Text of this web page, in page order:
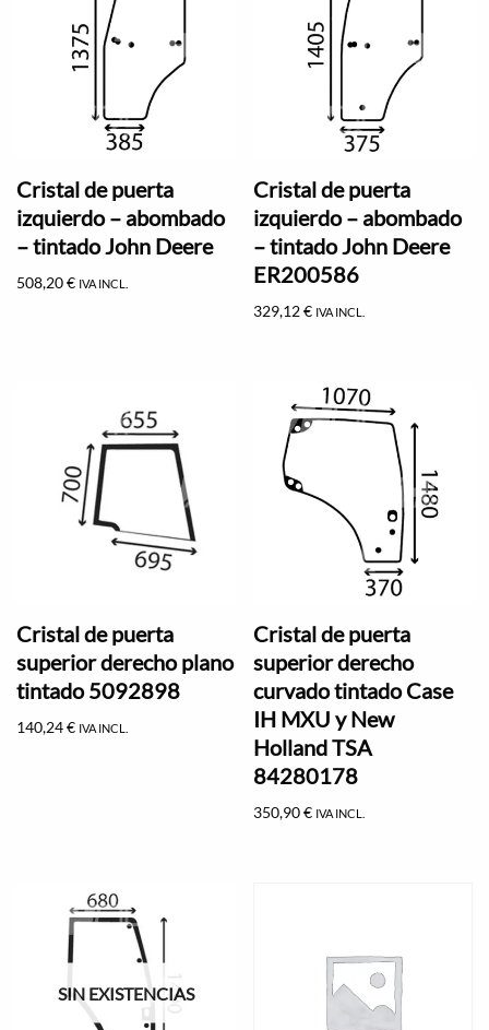
Cristal de puerta
izquierdo – abombado
– tintado John Deere
508,20€ IVA INCL.
Cristal de puerta
izquierdo – abombado
– tintado John Deere
ER200586
329,12€ IVA INCL.
Cristal de puerta
superior derecho plano
tintado 5092898
140,24€ IVA INCL.
Cristal de puerta
superior derecho
curvado tintado Case
IH MXU y New
Holland TSA
84280178
350,90€ IVA INCL.
SIN EXISTENCIAS